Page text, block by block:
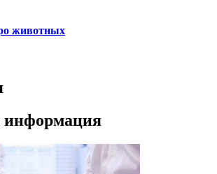
животных
информация